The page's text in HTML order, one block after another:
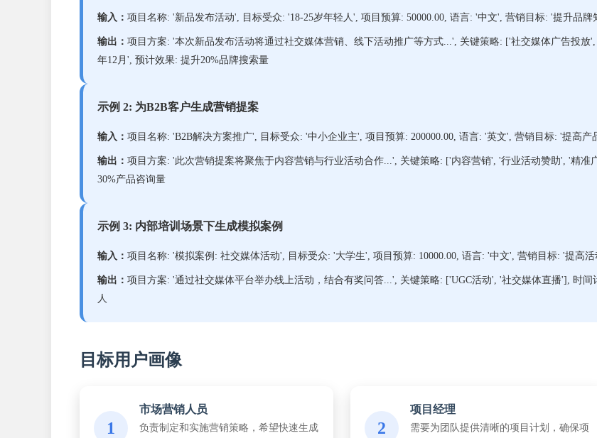
输入： 项目名称: '新品发布活动', 目标受众: '18-25岁年轻人', 项目预算: 50000.00, 语言: '中文', 营销目标: '提升品牌
输出： 项目方案: '本次新品发布活动将通过社交媒体营销、线下活动推广等方式...', 关键策略: ['社交媒体广告投放
年12月', 预计效果: 提升20%品牌搜索量
示例 2: 为B2B客户生成营销提案
输入： 项目名称: 'B2B解决方案推广', 目标受众: '中小企业主', 项目预算: 200000.00, 语言: '英文', 营销目标: '提高产
输出： 项目方案: '此次营销提案将聚焦于内容营销与行业活动合作...', 关键策略: ['内容营销', '行业活动赞助', '精准
30%产品咨询量
示例 3: 内部培训场景下生成模拟案例
输入： 项目名称: '模拟案例: 社交媒体活动', 目标受众: '大学生', 项目预算: 10000.00, 语言: '中文', 营销目标: '提高活
输出： 项目方案: '通过社交媒体平台举办线上活动，结合有奖问答...', 关键策略: ['UGC活动', '社交媒体直播'], 时间
人
目标用户画像
1
市场营销人员
负责制定和实施营销策略，希望快速生成
2
项目经理
需要为团队提供清晰的项目计划，确保项